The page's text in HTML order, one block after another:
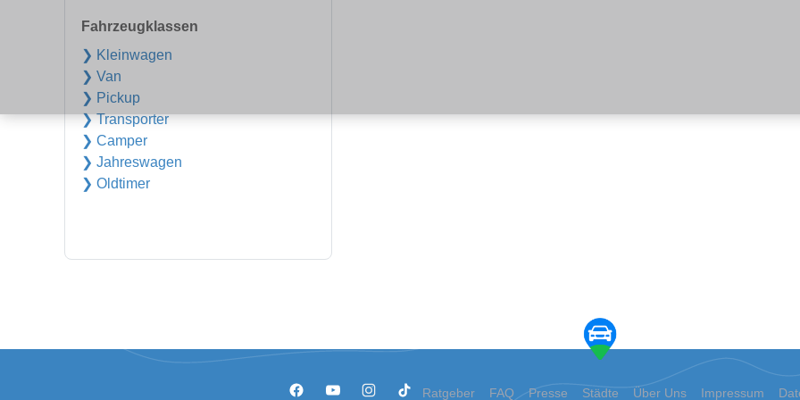
Fahrzeugklassen
❯ Kleinwagen
❯ Van
❯ Pickup
❯ Transporter
❯ Camper
❯ Jahreswagen
❯ Oldtimer
Ratgeber FAQ Presse Städte Über Uns Impressum